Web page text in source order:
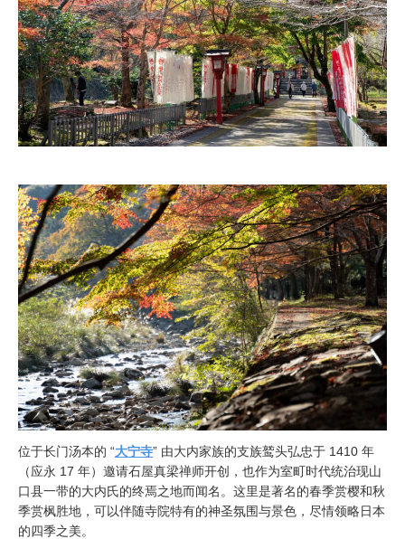
位于长门汤本的 “大宁寺” 由大内家族的支族鹫头弘忠于 1410 年
（应永 17 年）邀请石屋真梁禅师开创，也作为室町时代统治现山
口县一带的大内氏的终焉之地而闻名。这里是著名的春季赏樱和秋
季赏枫胜地，可以伴随寺院特有的神圣氛围与景色，尽情领略日本
的四季之美。